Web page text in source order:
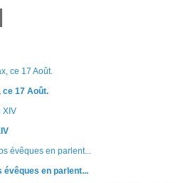
ce 17 Août.
évêques en parlent...